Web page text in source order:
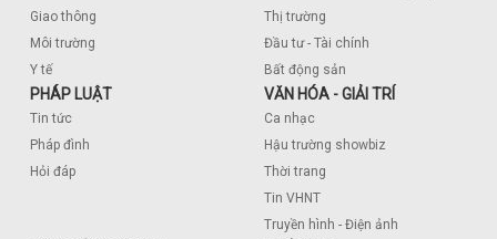
Giao thông
Môi trường
Y tế
Thị trường
Đầu tư - Tài chính
Bất động sản
PHÁP LUẬT
Tin tức
Pháp đình
Hỏi đáp
VĂN HÓA - GIẢI TRÍ
Ca nhạc
Hậu trường showbiz
Thời trang
Tin VHNT
Truyền hình - Điện ảnh